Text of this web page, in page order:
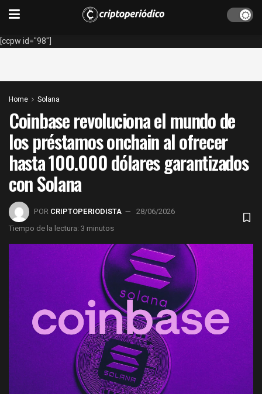
[ccpw id="98"]
Home Solana
Coinbase revoluciona el mundo de
los préstamos onchain al ofrecer
hasta 100.000 dólares garantizados
con Solana
POR CRIPTOPERIODISTA
28/06/2026
Tiempo de la lectura: 3 minutos